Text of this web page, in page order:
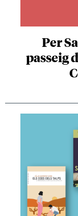
Per
passeig